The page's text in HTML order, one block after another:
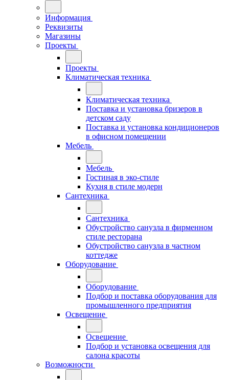
Информация
Реквизиты
Магазины
Проекты
Проекты
Климатическая техника
Климатическая техника
Поставка и установка бризеров в
детском саду
Поставка и установка кондиционеров
в офисном помещении
Мебель
Мебель
Гостиная в эко-стиле
Кухня в стиле модерн
Сантехника
Сантехника
Обустройство санузла в фирменном
стиле ресторана
Обустройство санузла в частном
коттедже
Оборудование
Оборудование
Подбор и поставка оборудования для
промышленного предприятия
Освещение
Освещение
Подбор и установка освещения для
салона красоты
Возможности